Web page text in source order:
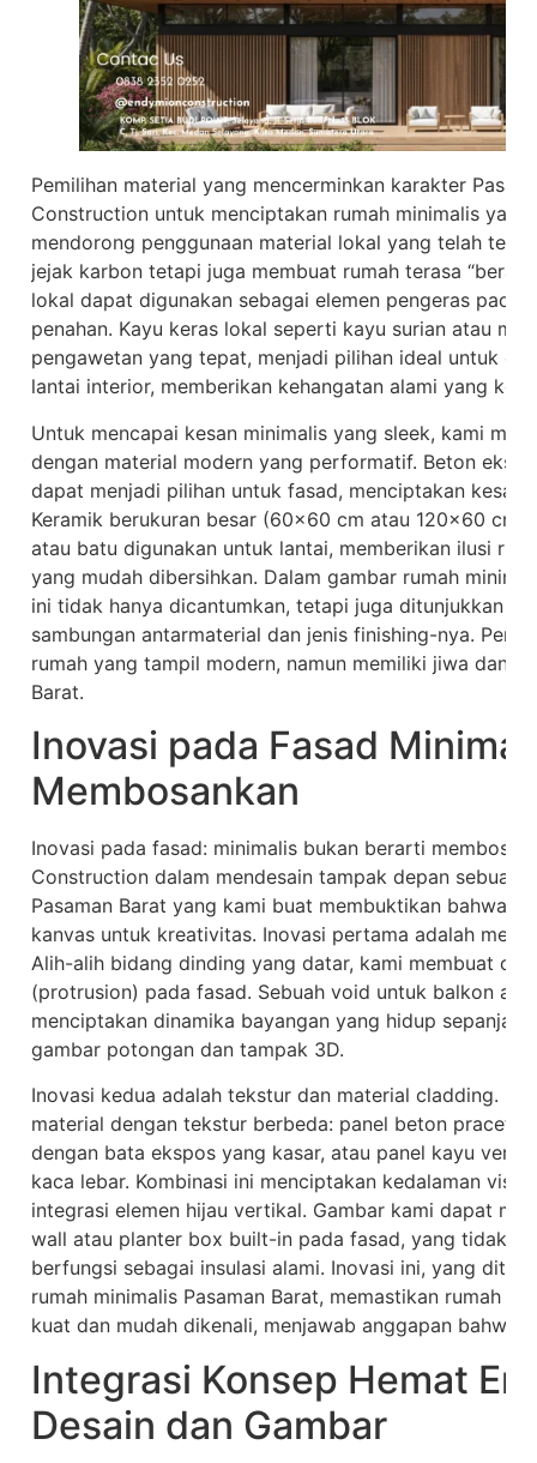
Pemilihan material yang mencerminkan karakter
Construction untuk menciptakan rumah minimalis
mendorong penggunaan material lokal yang telah
jejak karbon tetapi juga membuat rumah terasa
lokal dapat digunakan sebagai elemen pengeras pada
penahan. Kayu keras lokal seperti kayu surian atau
pengawetan yang tepat, menjadi pilihan ideal untuk
lantai interior, memberikan kehangatan alami yang
Untuk mencapai kesan minimalis yang sleek, kami
dengan material modern yang performatif. Beton
dapat menjadi pilihan untuk fasad, menciptakan kesan
Keramik berukuran besar (60×60 cm atau 120×60
atau batu digunakan untuk lantai, memberikan ilusi
yang mudah dibersihkan. Dalam gambar rumah
ini tidak hanya dicantumkan, tetapi juga ditunjukkan
sambungan antarmaterial dan jenis finishing-nya.
rumah yang tampil modern, namun memiliki jiwa dan
Barat.
Inovasi pada Fasad
Membosankan
Inovasi pada fasad: minimalis bukan berarti
Construction dalam mendesain tampak depan sebuah
Pasaman Barat yang kami buat membuktikan bahwa
kanvas untuk kreativitas. Inovasi pertama adalah
Alih-alih bidang dinding yang datar, kami membuat
(protrusion) pada fasad. Sebuah void untuk balkon
menciptakan dinamika bayangan yang hidup
gambar potongan dan tampak 3D.
Inovasi kedua adalah tekstur dan material cladding.
material dengan tekstur berbeda: panel beton
dengan bata ekspos yang kasar, atau panel kayu
kaca lebar. Kombinasi ini menciptakan kedalaman
integrasi elemen hijau vertikal. Gambar kami dapat
wall atau planter box built-in pada fasad, yang tidak
berfungsi sebagai insulasi alami. Inovasi ini, yang
rumah minimalis Pasaman Barat, memastikan rumah
kuat dan mudah dikenali, menjawab anggapan bahwa
Integrasi Konsep Hemat
Desain dan Gambar